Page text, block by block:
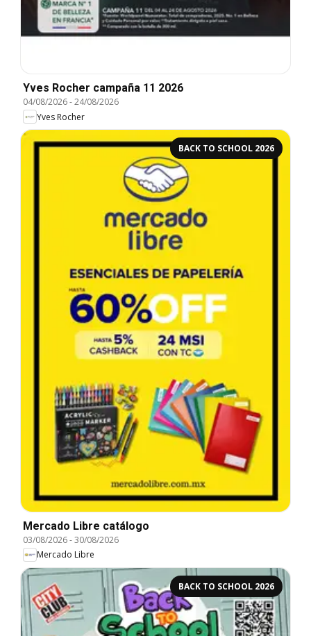
Yves Rocher campaña 11 2026
04/08/2026-24/08/2026
Yves Rocher
BACK TO SCHOOL 2026
Mercado Libre catálogo
03/08/2026-30/08/2026
Mercado Libre
BACK TO SCHOOL 2026